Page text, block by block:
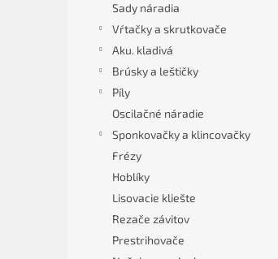
Sady náradia
Vŕtačky a skrutkovače
Aku. kladivá
Brúsky a leštičky
Píly
Oscilačné náradie
Sponkovačky a klincovačky
Frézy
Hoblíky
Lisovacie kliešte
Rezače závitov
Prestrihovače